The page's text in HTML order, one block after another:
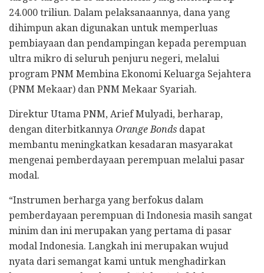
24.000 triliun. Dalam pelaksanaannya, dana yang
dihimpun akan digunakan untuk memperluas
pembiayaan dan pendampingan kepada perempuan
ultra mikro di seluruh penjuru negeri, melalui
program PNM Membina Ekonomi Keluarga Sejahtera
(PNM Mekaar) dan PNM Mekaar Syariah.
Direktur Utama PNM, Arief Mulyadi, berharap,
dengan diterbitkannya Orange Bonds dapat
membantu meningkatkan kesadaran masyarakat
mengenai pemberdayaan perempuan melalui pasar
modal.
“Instrumen berharga yang berfokus dalam
pemberdayaan perempuan di Indonesia masih sangat
minim dan ini merupakan yang pertama di pasar
modal Indonesia. Langkah ini merupakan wujud
nyata dari semangat kami untuk menghadirkan